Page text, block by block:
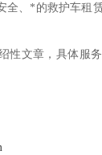
全、*的救护车租
性文章，具体服